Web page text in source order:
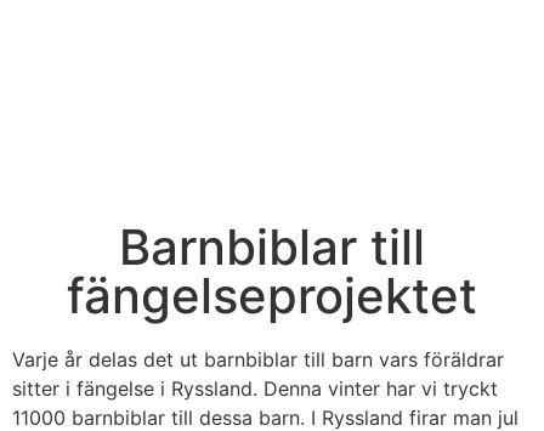
Barnbiblar till
fängelseprojektet
Varje år delas det ut barnbiblar till barn vars föräldrar
sitter i fängelse i Ryssland. Denna vinter har vi tryckt
11000 barnbiblar till dessa barn. I Ryssland firar man jul